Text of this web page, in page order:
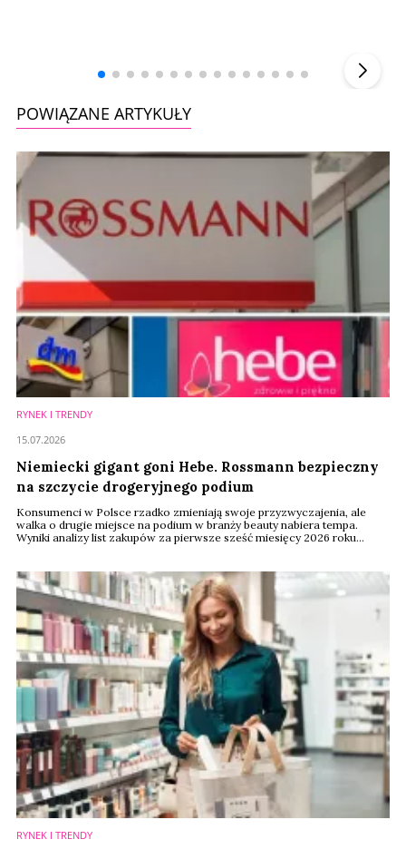
POWIĄZANE ARTYKUŁY
RYNEK I TRENDY
Niemiecki gigant goni Hebe. Rossmann bezpieczny
na szczycie drogeryjnego podium
Konsumenci w Polsce rzadko zmieniają swoje przyzwyczajenia, ale
walka o drugie miejsce na podium w branży beauty nabiera tempa.
Wyniki analizy list zakupów za pierwsze sześć miesięcy 2026 roku
obecnie za plecami lidera.
15.07.2026
RYNEK I TRENDY